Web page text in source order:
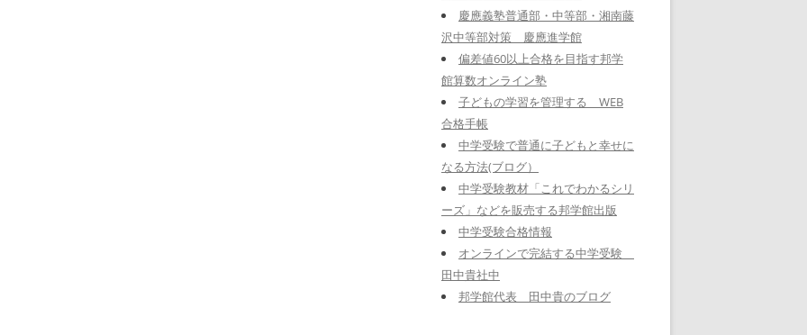
慶應義塾普通部・中等部・湘南藤
沢中等部対策 慶應進学館
偏差値60以上合格を目指す邦学
館算数オンライン塾
子どもの学習を管理する WEB
合格手帳
中学受験で普通に子どもと幸せに
なる方法(ブログ）
中学受験教材「これでわかるシリ
ーズ」などを販売する邦学館出版
中学受験合格情報
オンラインで完結する中学受験
田中貴社中
邦学館代表 田中貴のブログ